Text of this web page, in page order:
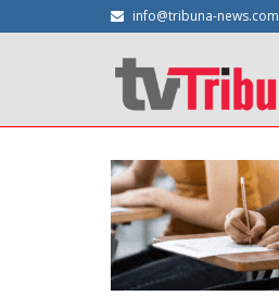
info@tribuna-news.com